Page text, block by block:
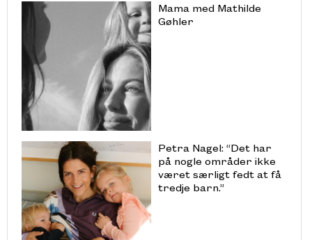
Mama med Mathilde
Gøhler
Petra Nagel: “Det har
på nogle områder ikke
været særligt fedt at få
tredje barn.”